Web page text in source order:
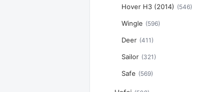
Hover H3 (2014) (546)
Wingle (596)
Deer (411)
Sailor (321)
Safe (569)